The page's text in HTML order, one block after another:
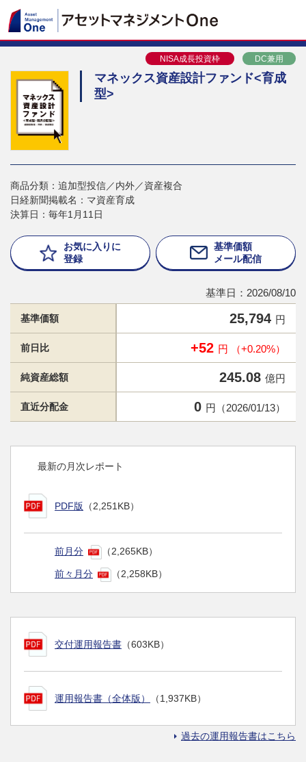
NISA成長投資枠 DC兼用
マネックス資産設計ファンド<育成
型>
商品分類：追加型投信／内外／資産複合
日経新聞掲載名：マ資産育成
決算日：毎年1月11日
お気に入りに
登録
基準価額
メール配信
基準日：2026/08/10
基準価額 25,794 円
前日比 +52 円 （+0.20%）
純資産総額 245.08 億円
直近分配金 0 円（2026/01/13）
最新の月次レポート
PDF版 （2,251KB）
前月分 （2,265KB）
前々月分 （2,258KB）
交付運用報告書 （603KB）
運用報告書（全体版） （1,937KB）
過去の運用報告書はこちら